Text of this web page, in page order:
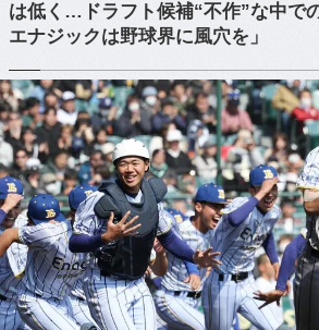
は低く…ドラフト候補“不作”な中で
エナジックは野球界に風穴を」